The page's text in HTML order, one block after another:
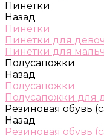
Пинетки
Назад
Пинетки
Пинетки для
Пинетки для
Полусапожки
Назад
Полусапожки
Полусапожки для
Резиновая обувь
Назад
Резиновая обувь